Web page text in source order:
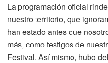
La programación oficial
nuestro territorio, que
han estado antes que
más, como testigos de
Festival. Así mismo, hubo